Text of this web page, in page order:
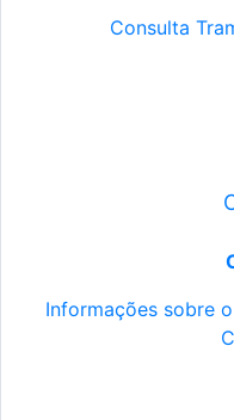
Consulta
Informações sobre